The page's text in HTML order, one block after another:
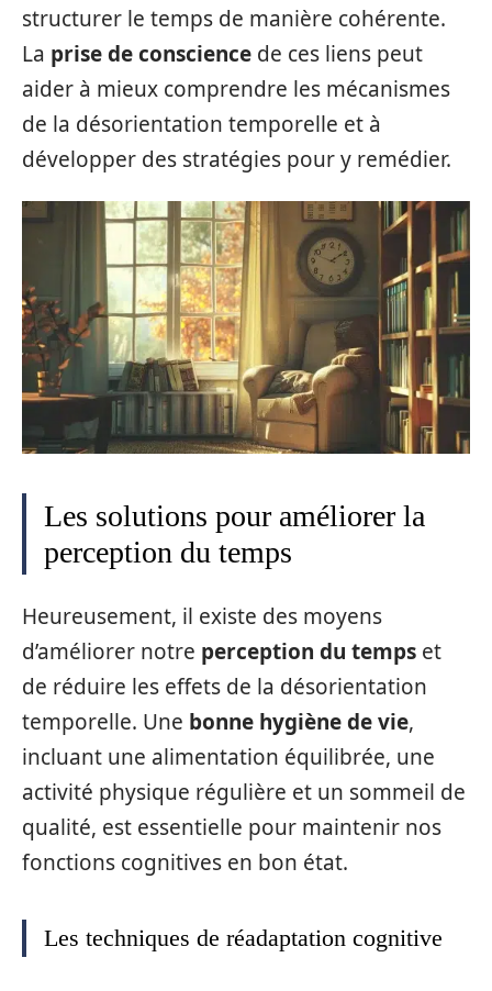
structurer le temps de manière cohérente.
La prise de conscience de ces liens peut
aider à mieux comprendre les mécanismes
de la désorientation temporelle et à
développer des stratégies pour y remédier.
Les solutions pour améliorer la
perception du temps
Heureusement, il existe des moyens
d’améliorer notre perception du temps et
de réduire les effets de la désorientation
temporelle. Une bonne hygiène de vie,
incluant une alimentation équilibrée, une
activité physique régulière et un sommeil de
qualité, est essentielle pour maintenir nos
fonctions cognitives en bon état.
Les techniques de réadaptation cognitive